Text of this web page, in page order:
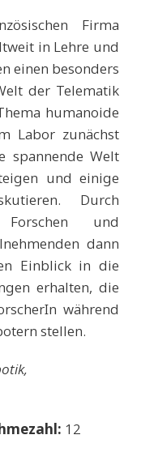
Firma
in Lehre und
einen besonders
der Telematik
humanoide
Labor zunächst
spannende Welt
und einige
Durch
Forschen und
dann
Einblick in die
erhalten, die
während
stellen.
12